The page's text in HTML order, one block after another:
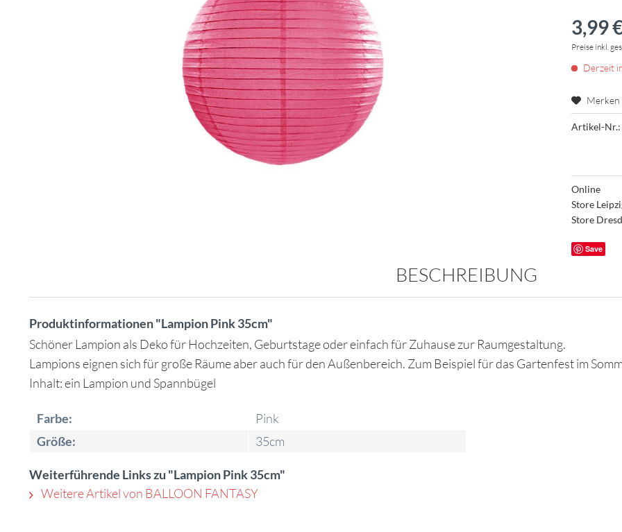
3,99
Preise inkl.
Derzeit
Merken
Artikel-Nr.:
Online
Store
Store
Save
BESCHREIBUNG
Produktinformationen "Lampion Pink 35cm"
Schöner Lampion als Deko für Hochzeiten, Geburtstage oder einfach für Zuhause zur Raumgestaltung.
Lampions eignen sich für große Räume aber auch für den Außenbereich. Zum Beispiel für das Gartenfest im
Inhalt: ein Lampion und Spannbügel
Farbe:
Pink
Größe:
35cm
Weiterführende Links zu "Lampion Pink 35cm"
Weitere Artikel von BALLOON FANTASY